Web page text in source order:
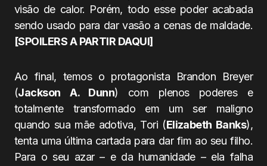
visão de calor. Porém, todo esse poder acabada
sendo usado para dar vasão a cenas de maldade.
[SPOILERS A PARTIR DAQUI]
Ao final, temos o protagonista Brandon Breyer
(Jackson A. Dunn) com plenos poderes e
totalmente transformado em um ser maligno
quando sua mãe adotiva, Tori (Elizabeth Banks),
tenta uma última cartada para dar fim ao seu filho.
Para o seu azar – e da humanidade – ela falha